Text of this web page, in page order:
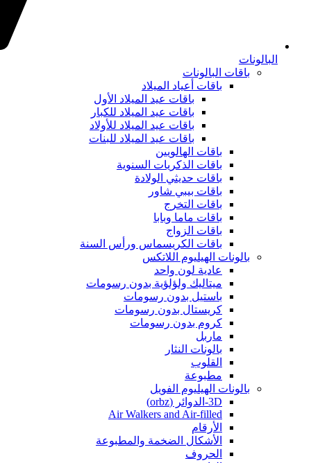
البالونات
باقات البالونات
باقات أعياد الميلاد
باقات عيد الميلاد الأول
باقات عيد الميلاد للكبار
باقات عيد الميلاد للأولاد
باقات عيد الميلاد للبنات
باقات الهالويين
باقات الذكريات السنوية
باقات حديثي الولادة
باقات بيبي شاور
باقات التخرج
باقات ماما وبابا
باقات الزواج
باقات الكريسماس ورأس السنة
بالونات الهيليوم اللاتكس
عادية لون واحد
ميتاليك ولؤلؤية بدون رسومات
باستيل بدون رسومات
كريستال بدون رسومات
كروم بدون رسومات
ماربل
بالونات النثار
القلوب
مطبوعة
بالونات الهيليوم الفويل
3D-الدوائر (orbz)
Air Walkers and Air-filled
الأرقام
الأشكال الضخمة والمطبوعة
الحروف